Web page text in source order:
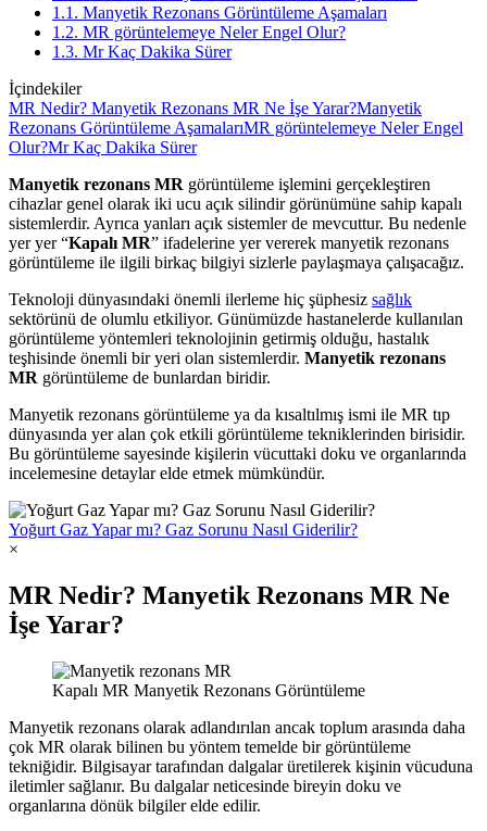
1.1. Manyetik Rezonans Görüntüleme Aşamaları
1.2. MR görüntelemeye Neler Engel Olur?
1.3. Mr Kaç Dakika Sürer
İçindekiler
MR Nedir? Manyetik Rezonans MR Ne İşe Yarar?Manyetik
Rezonans Görüntüleme AşamalarıMR görüntelemeye Neler Engel
Olur?Mr Kaç Dakika Sürer
Manyetik rezonans MR görüntüleme işlemini gerçekleştiren
cihazlar genel olarak iki ucu açık silindir görünümüne sahip kapalı
sistemlerdir. Ayrıca yanları açık sistemler de mevcuttur. Bu nedenle
yer yer “Kapalı MR” ifadelerine yer vererek manyetik rezonans
görüntüleme ile ilgili birkaç bilgiyi sizlerle paylaşmaya çalışacağız.
Teknoloji dünyasındaki önemli ilerleme hiç şüphesiz sağlık
sektörünü de olumlu etkiliyor. Günümüzde hastanelerde kullanılan
görüntüleme yöntemleri teknolojinin getirmiş olduğu, hastalık
teşhisinde önemli bir yeri olan sistemlerdir. Manyetik rezonans
MR görüntüleme de bunlardan biridir.
Manyetik rezonans görüntüleme ya da kısaltılmış ismi ile MR tıp
dünyasında yer alan çok etkili görüntüleme tekniklerinden birisidir.
Bu görüntüleme sayesinde kişilerin vücuttaki doku ve organlarında
incelemesine detaylar elde etmek mümkündür.
Yoğurt Gaz Yapar mı? Gaz Sorunu Nasıl Giderilir?
×
MR Nedir? Manyetik Rezonans MR Ne
İşe Yarar?
Kapalı MR Manyetik Rezonans Görüntüleme
Manyetik rezonans olarak adlandırılan ancak toplum arasında daha
çok MR olarak bilinen bu yöntem temelde bir görüntüleme
tekniğidir. Bilgisayar tarafından dalgalar üretilerek kişinin vücuduna
iletimler sağlanır. Bu dalgalar neticesinde bireyin doku ve
organlarına dönük bilgiler elde edilir.